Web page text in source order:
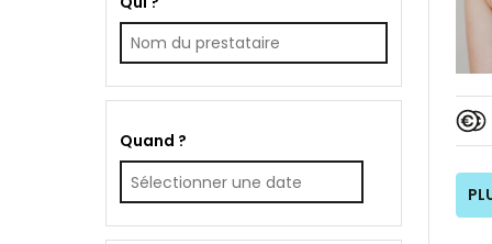
Quand ?